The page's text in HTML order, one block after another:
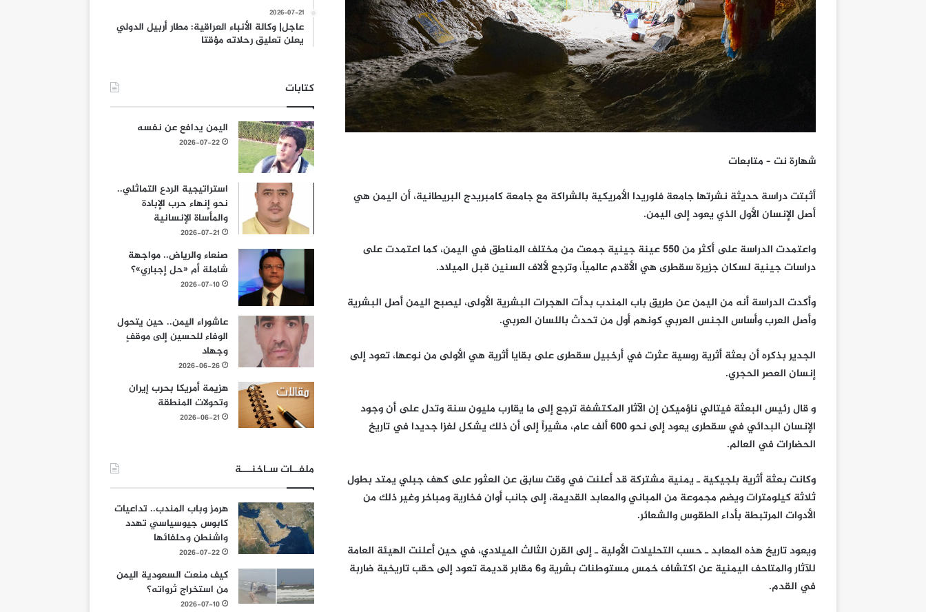
شهارة نت – متابعات
أثبتت دراسة حديثة نشرتها جامعة فلوريدا الأمريكية بالشراكة مع جامعة كامبريدج البريطانية، أن اليمن هي
أصل الإنسان الأول الذي يعود إلى اليمن.
واعتمدت الدراسة على أكثر من 550 عينة جينية جمعت من مختلف المناطق في اليمن، كما اعتمدت على
دراسات جينية لسكان جزيرة سقطرى هي الأقدم عالمياً، وترجع لألاف السنين قبل الميلاد.
وأكدت الدراسة أنه من اليمن عن طريق باب المندب بدأت الهجرات البشرية الأولى، ليصبح اليمن أصل البشرية
وأصل العرب وأساس الجنس العربي كونهم أول من تحدث باللسان العربي.
الجدير بذكره أن بعثة أثرية روسية عثرت في أرخبيل سقطرى على بقايا أثرية هي الأولى من نوعها، تعود إلى
إنسان العصر الحجري.
و قال رئيس البعثة فيتالي ناؤميكن إن الآثار المكتشفة ترجع إلى ما يقارب مليون سنة وتدل على أن وجود
الإنسان البدائي في سقطرى يعود إلى نحو ٦٠٠ ألف عام، مشيراً إلى أن ذلك يشكل لغزا جديدا في تاريخ
الحضارات في العالم.
وكانت بعثة أثرية بلجيكية ـ يمنية مشتركة قد أعلنت في وقت سابق عن العثور على كهف جبلي يمتد بطول
ثلاثة كيلومترات ويضم مجموعة من المباني والمعابد القديمة، إلى جانب أوان فخارية ومباخر وغير ذلك من
الأدوات المرتبطة بأداء الطقوس والشعائر.
ويعود تاريخ هذه المعابد ـ حسب التحليلات الأولية ـ إلى القرن الثالث الميلادي، في حين أعلنت الهيئة العامة
للآثار والمتاحف اليمنية عن اكتشاف خمس مستوطنات بشرية و٦ مقابر قديمة تعود إلى حقب تاريخية ضاربة
في القدم.
2026-07-21
عاجل| وكالة الأنباء العراقية: مطار أربيل الدولي
يعلن تعليق رحلاته مؤقتا
كتابات
اليمن يدافع عن نفسه
2026-07-22
استراتيجية الردع التماثلي..
نحو إنهاء حرب الإبادة
والمأساة الإنسانية
2026-07-21
صنعاء والرياض.. مواجهة
شاملة أم «حل إجباري»؟
2026-07-10
عاشوراء اليمن.. حين يتحول
الوفاء للحسين إلى موقفٍ
وجهاد
2026-06-26
هزيمة أمريكا بحرب إيران
وتحولات المنطقة
2026-06-21
ملفــات سـاخنـــة
هرمز وباب المندب.. تداعيات
كابوس جيوسياسي تهدد
واشنطن وحلفائها
2026-07-22
كيف منعت السعودية اليمن
من استخراج ثرواته؟
2026-07-10